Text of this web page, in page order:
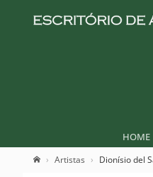
HOME
Artistas Dionísio del